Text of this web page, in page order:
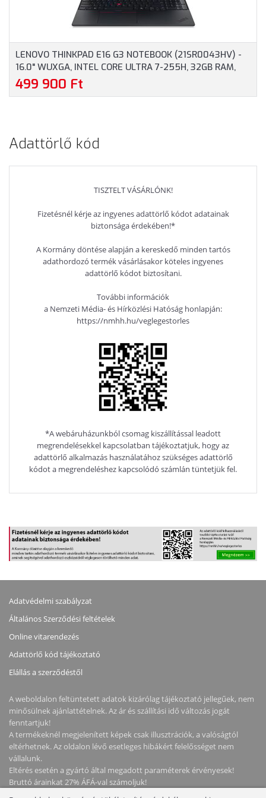
LENOVO THINKPAD E16 G3 NOTEBOOK (21SR0043HV) -
16.0" WUXGA, INTEL CORE ULTRA 7-255H, 32GB RAM,
1TB SSD, MAGYAR BILLENTYŰZET, WINDOWS 11
PROFESSIONAL, 3 ÉV GARANCIA, FEKETE SZÍNBEN
499 900 Ft
Adattörlő kód
TISZTELT VÁSÁRLÓNK!
Fizetésnél kérje az ingyenes adattörlő kódot adatainak
biztonsága érdekében!*
A Kormány döntése alapján a kereskedő minden tartós
adathordozó termék vásárlásakor köteles ingyenes
adattörlő kódot biztosítani.
További információk
a Nemzeti Média- és Hírközlési Hatóság honlapján:
https://nmhh.hu/veglegestorles
*A webáruházunkból csomag kiszállítással leadott
megrendelésekkel kapcsolatban tájékoztatjuk, hogy az
adattörlő alkalmazás használatához szükséges adattörlő
kódot a megrendeléshez kapcsolódó számlán tüntetjük fel.
Adatvédelmi szabályzat
Általános Szerződési feltételek
Online vitarendezés
Adattörlő kód tájékoztató
Elállás a szerződéstől
A weboldalon feltüntetett adatok kizárólag tájékoztató jellegűek, nem
minősülnek ajánlattételnek. Az ár és szállítási idő változás jogát
fenntartjuk!
A termékeknél megjelenített képek csak illusztrációk, a valóságtól
eltérhetnek. Az oldalon lévő esetleges hibákért felelősséget nem
vállalunk.
Eltérés esetén a gyártó által megadott paraméterek érvényesek!
Bruttó árainkat 27% ÁFÁ-val számoljuk!